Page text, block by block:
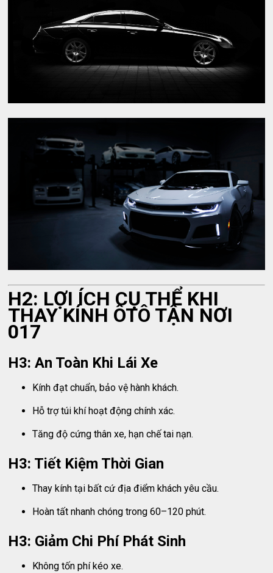
H2: LỢI ÍCH CỤ THỂ KHI
THAY KÍNH ÔTÔ TẬN NƠI
017
H3: An Toàn Khi Lái Xe
Kính đạt chuẩn, bảo vệ hành khách.
Hỗ trợ túi khí hoạt động chính xác.
Tăng độ cứng thân xe, hạn chế tai nạn.
H3: Tiết Kiệm Thời Gian
Thay kính tại bất cứ địa điểm khách yêu cầu.
Hoàn tất nhanh chóng trong 60–120 phút.
H3: Giảm Chi Phí Phát Sinh
Không tốn phí kéo xe.